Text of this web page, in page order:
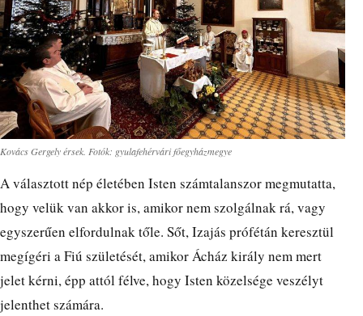
Kovács Gergely érsek. Fotók: gyulafehérvári főegyházmegye
A választott nép életében Isten számtalanszor megmutatta,
hogy velük van akkor is, amikor nem szolgálnak rá, vagy
egyszerűen elfordulnak tőle. Sőt, Izajás prófétán keresztül
megígéri a Fiú születését, amikor Ácház király nem mert
jelet kérni, épp attól félve, hogy Isten közelsége veszélyt
jelenthet számára.